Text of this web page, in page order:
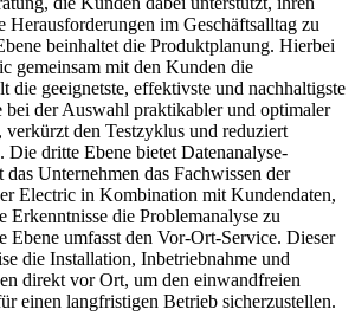
Herausforderungen im Geschäftsalltag zu
beinhaltet die Produktplanung. Hierbei
gemeinsam mit den Kunden die
die geeignetste, effektivste und nachhaltigste
bei der Auswahl praktikabler und optimaler
verkürzt den Testzyklus und reduziert
Die dritte Ebene bietet Datenanalyse-
Unternehmen das Fachwissen der
Electric in Kombination mit Kundendaten,
Erkenntnisse die Problemanalyse zu
Ebene umfasst den Vor-Ort-Service. Dieser
die Installation, Inbetriebnahme und
direkt vor Ort, um den einwandfreien
einen langfristigen Betrieb sicherzustellen.